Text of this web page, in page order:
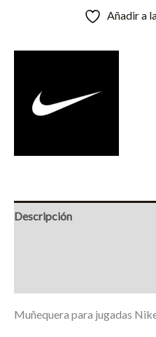
Añadir a
Descripción
Muñequera para jugadas